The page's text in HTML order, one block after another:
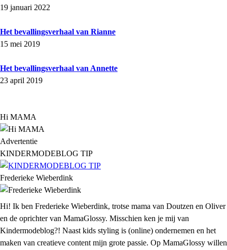
19 januari 2022
Het bevallingsverhaal van Rianne
15 mei 2019
Het bevallingsverhaal van Annette
23 april 2019
Hi MAMA
Advertentie
KINDERMODEBLOG TIP
Frederieke Wieberdink
Hi! Ik ben Frederieke Wieberdink, trotse mama van Doutzen en Oliver
en de oprichter van MamaGlossy. Misschien ken je mij van
Kindermodeblog?! Naast kids styling is (online) ondernemen en het
maken van creatieve content mijn grote passie. Op MamaGlossy willen